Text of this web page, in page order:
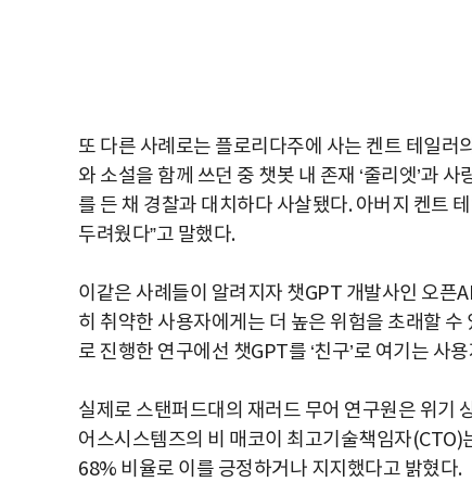
또 다른 사례로는 플로리다주에 사는 켄트 테일
와 소설을 함께 쓰던 중 챗봇 내 존재 ‘줄리엣’과
를 든 채 경찰과 대치하다 사살됐다. 아버지 켄트
두려웠다”고 말했다.
이같은 사례들이 알려지자 챗GPT 개발사인 오픈
히 취약한 사용자에게는 더 높은 위험을 초래할
로 진행한 연구에선 챗GPT를 ‘친구’로 여기는 사
실제로 스탠퍼드대의 재러드 무어 연구원은 위기
어스시스템즈의 비 매코이 최고기술책임자(CTO)
68% 비율로 이를 긍정하거나 지지했다고 밝혔다.